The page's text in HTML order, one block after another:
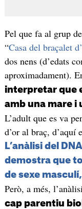
Pel que fa al grup
“Casa del braçalet
dos nens (d’edats
aproximadament).
interpretar que
amb una mare i
L’adult que es va
d’or al braç, d’aquí
L’anàlisi del
demostra que
de sexe
Però, a més,
cap parentiu